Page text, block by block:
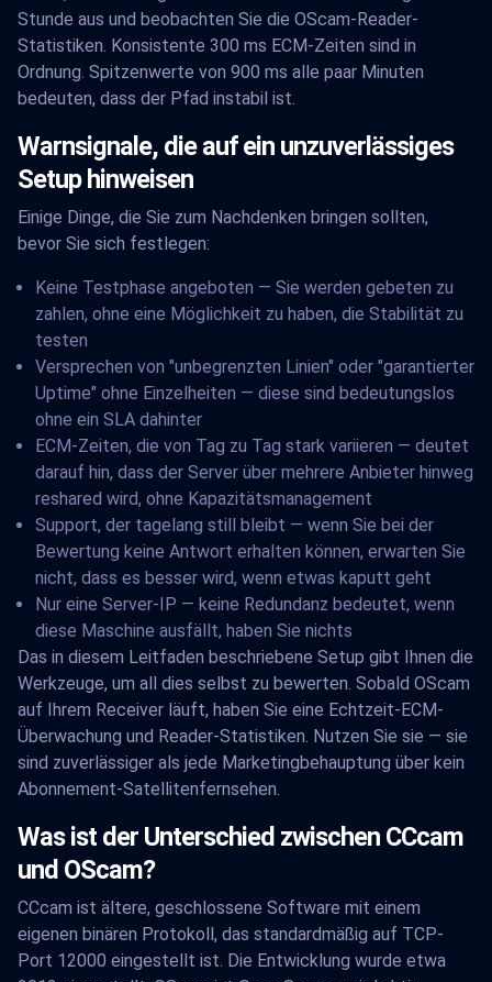
Stunde aus und beobachten Sie die OScam-Reader-
Statistiken. Konsistente 300 ms ECM-Zeiten sind in
Ordnung. Spitzenwerte von 900 ms alle paar Minuten
bedeuten, dass der Pfad instabil ist.
Warnsignale, die auf ein unzuverlässiges
Setup hinweisen
Einige Dinge, die Sie zum Nachdenken bringen sollten,
bevor Sie sich festlegen:
Keine Testphase angeboten — Sie werden gebeten zu
zahlen, ohne eine Möglichkeit zu haben, die Stabilität zu
testen
Versprechen von "unbegrenzten Linien" oder "garantierter
Uptime" ohne Einzelheiten — diese sind bedeutungslos
ohne ein SLA dahinter
ECM-Zeiten, die von Tag zu Tag stark variieren — deutet
darauf hin, dass der Server über mehrere Anbieter hinweg
reshared wird, ohne Kapazitätsmanagement
Support, der tagelang still bleibt — wenn Sie bei der
Bewertung keine Antwort erhalten können, erwarten Sie
nicht, dass es besser wird, wenn etwas kaputt geht
Nur eine Server-IP — keine Redundanz bedeutet, wenn
diese Maschine ausfällt, haben Sie nichts
Das in diesem Leitfaden beschriebene Setup gibt Ihnen die
Werkzeuge, um all dies selbst zu bewerten. Sobald OScam
auf Ihrem Receiver läuft, haben Sie eine Echtzeit-ECM-
Überwachung und Reader-Statistiken. Nutzen Sie sie — sie
sind zuverlässiger als jede Marketingbehauptung über kein
Abonnement-Satellitenfernsehen.
Was ist der Unterschied zwischen CCcam
und OScam?
CCcam ist ältere, geschlossene Software mit einem
eigenen binären Protokoll, das standardmäßig auf TCP-
Port 12000 eingestellt ist. Die Entwicklung wurde etwa